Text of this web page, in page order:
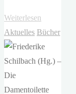
Weiterlesen
Hitchcock
–
Das
zum
Aktuelles Bücher